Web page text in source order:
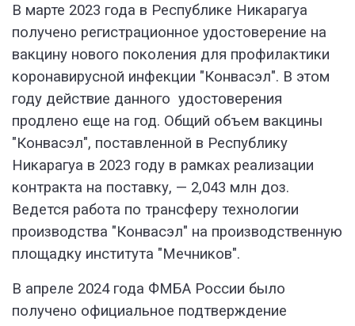
В марте 2023 года в Республике Никарагуа
получено регистрационное удостоверение на
вакцину нового поколения для профилактики
коронавирусной инфекции "Конвасэл". В этом
году действие данного удостоверения
продлено еще на год. Общий объем вакцины
"Конвасэл", поставленной в Республику
Никарагуа в 2023 году в рамках реализации
контракта на поставку, — 2,043 млн доз.
Ведется работа по трансферу технологии
производства "Конвасэл" на производственную
площадку института "Мечников".
В апреле 2024 года ФМБА России было
получено официальное подтверждение